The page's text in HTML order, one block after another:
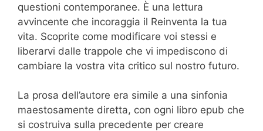
questioni contemporanee. È una lettura
avvincente che incoraggia il Reinventa la tua
vita. Scoprite come modificare voi stessi e
liberarvi dalle trappole che vi impediscono di
cambiare la vostra vita critico sul nostro futuro.
La prosa dell’autore era simile a una sinfonia
maestosamente diretta, con ogni libro epub che
si costruiva sulla precedente per creare